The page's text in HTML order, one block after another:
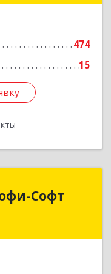
474
15
Софт
Профи-Софт
ул, дом № 10,